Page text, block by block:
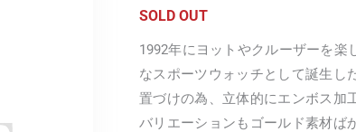
SOLD OUT
1992年にヨットやクルーザーを
なスポーツウォッチとして誕生し
置づけの為、立体的にエンボス加
バリエーションもゴールド素材ば